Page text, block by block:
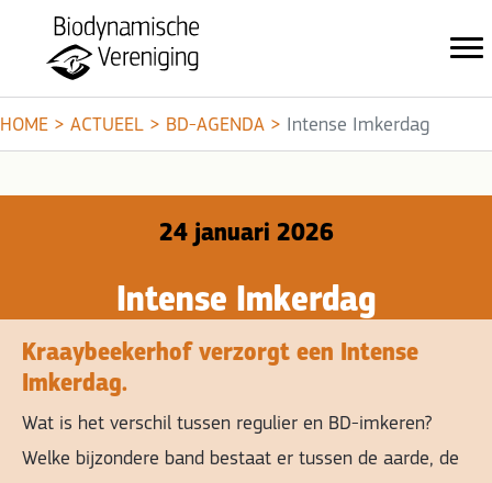
HOME > ACTUEEL > BD-AGENDA > Intense Imkerdag
24 januari 2026
Intense Imkerdag
Kraaybeekerhof verzorgt een Intense
Imkerdag.
Wat is het verschil tussen regulier en BD-imkeren?
Welke bijzondere band bestaat er tussen de aarde, de